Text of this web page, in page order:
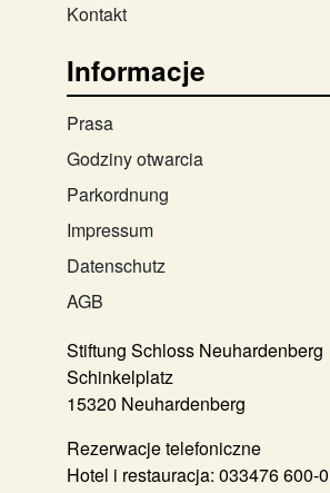
Kontakt
Informacje
Prasa
Godziny otwarcia
Parkordnung
Impressum
Datenschutz
AGB
Stiftung Schloss Neuhardenberg
Schinkelplatz
15320 Neuhardenberg
Rezerwacje telefoniczne
Hotel i restauracja: 033476 600-0